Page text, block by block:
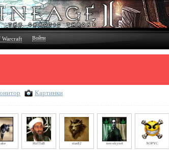
Warcraft Войти
Картинки
HaTTaB stas82 neo-skynet XOPYC